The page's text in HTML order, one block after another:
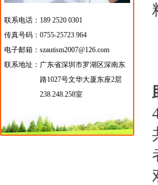
联系电话：189 2520 0301
传真号码：0755-25723 964
电子邮箱：szautism2007@126.com
联系地址： 广东省深圳市罗湖区深南东
路1027号文华大厦东座2层
238.248.258室